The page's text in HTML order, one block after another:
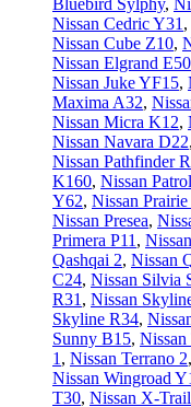
Nissan Cedric Y31 ,
Nissan Cube Z10,
Nissan Elgrand E50
Nissan Juke YF15,
Maxima A32,
Nissan Micra K12,
Nissan Navara D22,
Nissan Pathfinder
K160, Nissan
Y62, Nissan Prairie
Nissan Presea,
Primera P11 ,
Qashqai 2, Nissan
C24, Nissan Silvia
R31 , Nissan
Skyline R34,
Sunny B15, Nissan
1 , Nissan Terrano 2,
Nissan Wingroad
T30, Nissan X-